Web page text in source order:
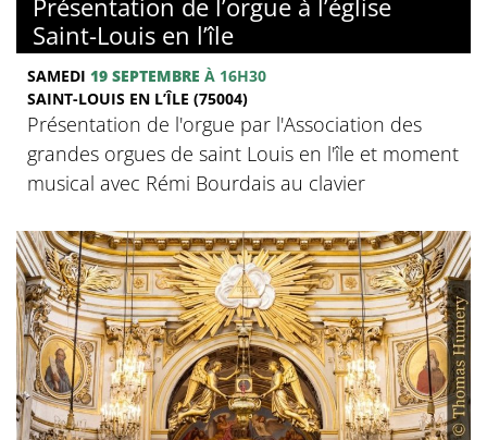
Saint-Louis en l’île
SAMEDI 19 SEPTEMBRE À 16H30
SAINT-LOUIS EN L’ÎLE (75004)
Présentation de l'orgue par l'Association des
grandes orgues de saint Louis en l'île et moment
musical avec Rémi Bourdais au clavier